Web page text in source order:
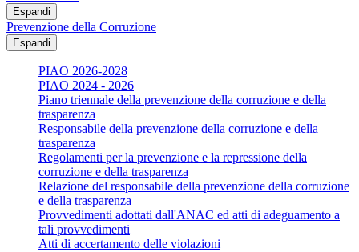
Espandi
Prevenzione della Corruzione
Espandi
PIAO 2026-2028
PIAO 2024 - 2026
Piano triennale della prevenzione della corruzione e della
trasparenza
Responsabile della prevenzione della corruzione e della
trasparenza
Regolamenti per la prevenzione e la repressione della
corruzione e della trasparenza
Relazione del responsabile della prevenzione della corruzione
e della trasparenza
Provvedimenti adottati dall'ANAC ed atti di adeguamento a
tali provvedimenti
Atti di accertamento delle violazioni